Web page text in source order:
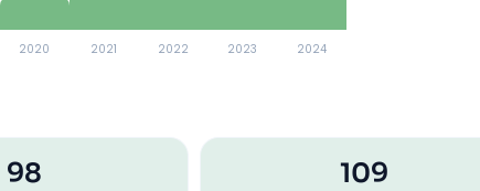
2020 2021 2022 2023 2024
98 109